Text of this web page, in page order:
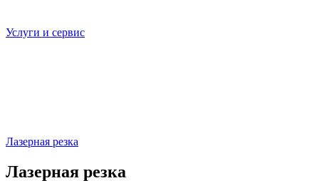
Услуги и сервис
Лазерная резка
Лазерная резка